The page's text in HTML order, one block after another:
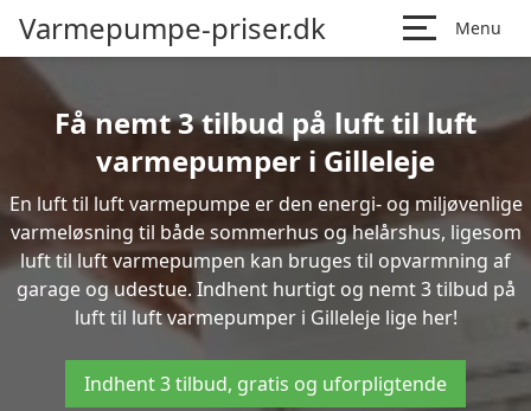
Varmepumpe-priser.dk Menu
Få nemt 3 tilbud på luft til luft
varmepumper i Gilleleje
En luft til luft varmepumpe er den energi- og miljøvenlige
varmeløsning til både sommerhus og helårshus, ligesom
luft til luft varmepumpen kan bruges til opvarmning af
garage og udestue. Indhent hurtigt og nemt 3 tilbud på
luft til luft varmepumper i Gilleleje lige her!
Indhent 3 tilbud, gratis og uforpligtende